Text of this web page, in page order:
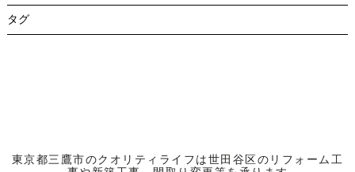
タグ
東京都三鷹市のクオリティライフは世田谷区のリフォーム工